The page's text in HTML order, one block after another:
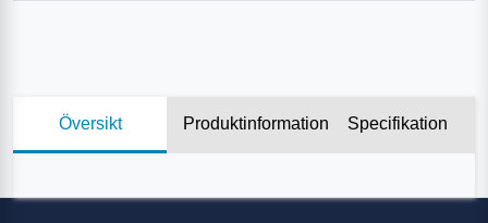
Översikt Produktinformation Specifikation